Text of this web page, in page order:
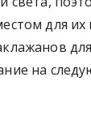
для
на